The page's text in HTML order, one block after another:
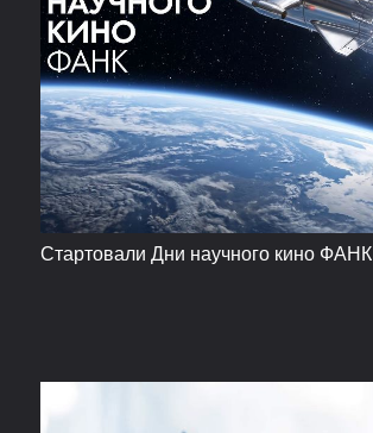
Стартовали Дни научного кино ФАНК